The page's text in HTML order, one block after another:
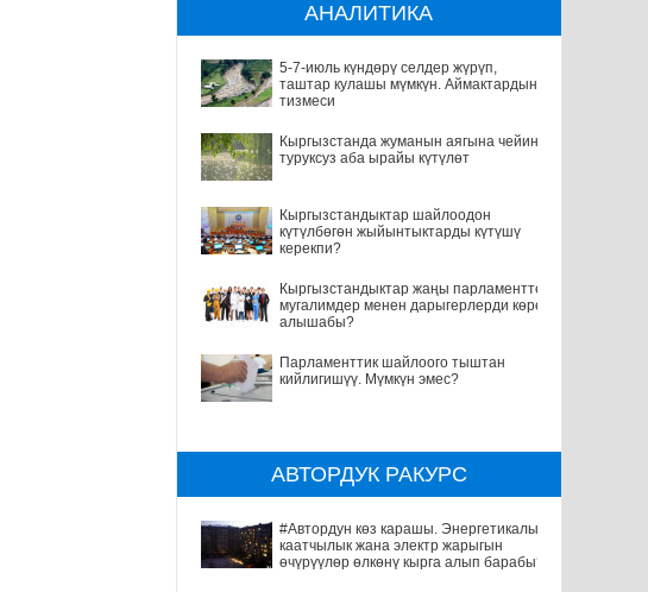
АНАЛИТИКА
5-7-июль күндөрү селдер жүрүп,
таштар кулашы мүмкүн. Аймактардын
тизмеси
Кыргызстанда жуманын аягына чейин
туруксуз аба ырайы күтүлөт
Кыргызстандыктар шайлоодон
күтүлбөгөн жыйынтыктарды күтүшү
керекпи?
Кыргызстандыктар жаңы парламентте
мугалимдер менен дарыгерлерди көрө
алышабы?
Парламенттик шайлоого тыштан
кийлигишүү. Мүмкүн эмес?
АВТОРДУК РАКУРС
#Автордун көз карашы. Энергетикалык
каатчылык жана электр жарыгын
өчүрүүлөр өлкөнү кырга алып барабы?